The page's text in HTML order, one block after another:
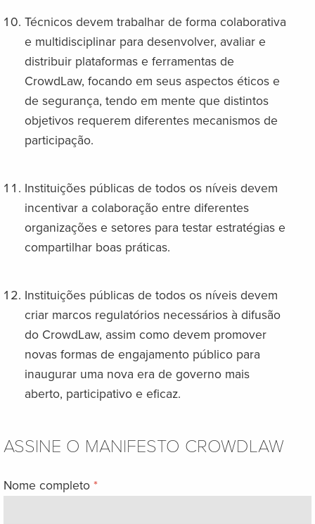
Técnicos devem trabalhar de forma colaborativa
e multidisciplinar para desenvolver, avaliar e
distribuir plataformas e ferramentas de
CrowdLaw, focando em seus aspectos éticos e
de segurança, tendo em mente que distintos
objetivos requerem diferentes mecanismos de
participação.
Instituições públicas de todos os níveis devem
incentivar a colaboração entre diferentes
organizações e setores para testar estratégias e
compartilhar boas práticas.
Instituições públicas de todos os níveis devem
criar marcos regulatórios necessários à difusão
do CrowdLaw, assim como devem promover
novas formas de engajamento público para
inaugurar uma nova era de governo mais
aberto, participativo e eficaz.
ASSINE O MANIFESTO CROWDLAW
Nome completo *